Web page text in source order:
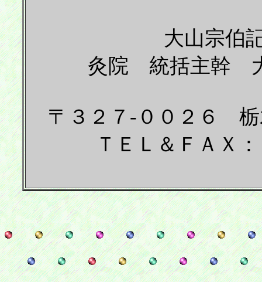
大山宗伯記念・
灸院 統括主幹
〒３２７-００２６ 栃
ＴＥＬ＆ＦＡＸ